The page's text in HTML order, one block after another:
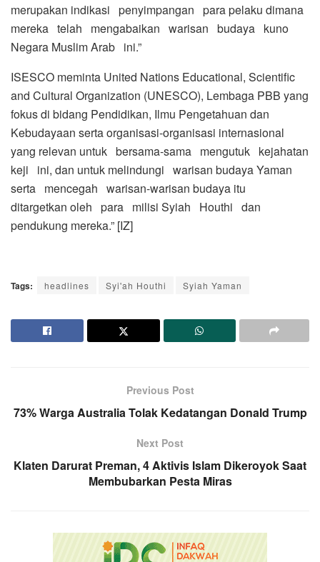
merupakan indikasi penyimpangan para pelaku dimana
mereka telah mengabaikan warisan budaya kuno
Negara Muslim Arab ini.”
ISESCO meminta United Nations Educational, Scientific
and Cultural Organization (UNESCO), Lembaga PBB yang
fokus di bidang Pendidikan, Ilmu Pengetahuan dan
Kebudayaan serta organisasi-organisasi internasional
yang relevan untuk bersama-sama mengutuk kejahatan
keji ini, dan untuk melindungi warisan budaya Yaman
serta mencegah warisan-warisan budaya itu
ditargetkan oleh para milisi Syiah Houthi dan
pendukung mereka.” [IZ]
Tags: headlines Syi'ah Houthi Syiah Yaman
Previous Post
73% Warga Australia Tolak Kedatangan Donald Trump
Next Post
Klaten Darurat Preman, 4 Aktivis Islam Dikeroyok Saat
Membubarkan Pesta Miras